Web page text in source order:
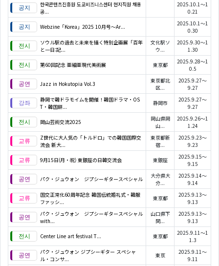
한국콘텐츠진흥원 도쿄비즈니스센터 현지직원 채용
공...
2025.10.1～1
0.21
Webzine「Korea」2025 10月号～Ar...
2025.10.1～1
0.30
ソウル駅の過去と未来を描く特別企画展「百年
と一日:記...
文化駅ソ
ウ...
2025.9.30～1
1.30
第60回記念 亜細亜現代美術展 東京都
2025.9.28～1
0.5
Jazz in Hokutopia Vol.3
東京都北
区...
2025.9.27～
9.27
静岡で韓ドラモイムを開催！韓国ドラマ・OS
T・韓国餅...
静岡市
2025.9.27～
9.27
岡山芸術交流2025
岡山県岡
山...
2025.9.26～1
1.24
Z世代に大人気の「トルドロ」での韓国国際交
流会 新大...
東京都新
宿...
2025.9.23～
9.23
9月15日(月・祝) 東銀座の日韓交流会 東銀座
2025.9.15～
9.15
パク・ジュウォン ジプシーギタースペシャル
大分県大
分...
2025.9.14～
9.14
国交正常化60周年記念 韓国伝統婚礼式・韓服
ファッシ...
東京都
2025.9.13～
9.13
パク・ジュウォン ジプシーギタースペシャル
with...
山口県下
関...
2025.9.13～
9.13
Center Line art festival T... 東京都
2025.9.11～1
1.3
パク・ジュウォン ジプシーギター スペシャ
ル・コンサ...
東京
2025.9.11～
9.11